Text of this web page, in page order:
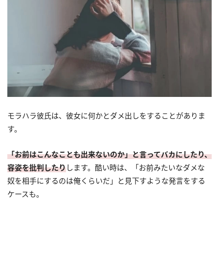
モラハラ彼氏は、彼女に何かとダメ出しをすることがありま
す。
「お前はこんなことも出来ないのか」と言ってバカにしたり、
容姿を批判したりします。酷い時は、「お前みたいなダメな
奴を相手にするのは俺くらいだ」と見下すような発言をする
ケースも。